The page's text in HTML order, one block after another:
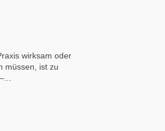
wirksam oder
müssen, ist zu